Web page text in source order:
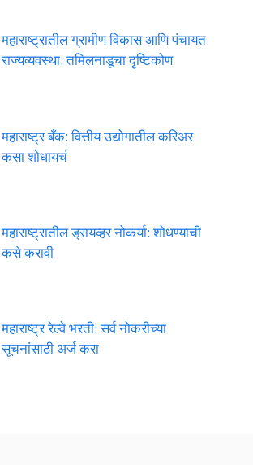
महाराष्ट्रातील ग्रामीण विकास आणि पंचायत
राज्यव्यवस्था: तमिलनाडूचा दृष्टिकोण
महाराष्ट्र बँक: वित्तीय उद्योगातील करिअर
कसा शोधायचं
महाराष्ट्रातील ड्रायव्हर नोकर्या: शोधण्याची
कसे करावी
महाराष्ट्र रेल्वे भरती: सर्व नोकरीच्या
सूचनांसाठी अर्ज करा